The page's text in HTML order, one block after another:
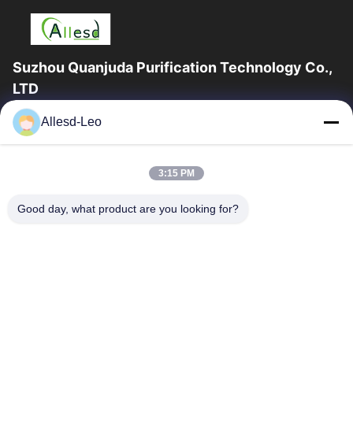
Suzhou Quanjuda Purification Technology Co.,
LTD
16years ervaring, als belangrijke fabrikant en exporteur van
ESD & Cleanroom producten, bieden wij een volledige lijn van
Huis
Producten
Allesd-Leo
3:15 PM
Good day, what product are you looking for?